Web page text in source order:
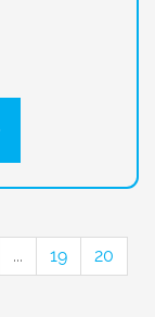
... 19
20